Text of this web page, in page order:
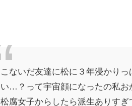
こないだ友達に松に３年浸かり
い…？って宇宙顔になったの私お
松腐女子からしたら派生ありす